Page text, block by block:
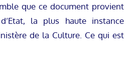
que ce document provient
la plus haute instance
de la Culture. Ce qui est